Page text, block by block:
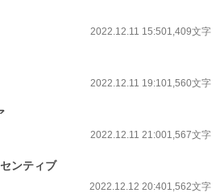
2022.12.11 15:501,409文字
2022.12.11 19:101,560文字
2022.12.11 21:001,567文字
ンティブ
2022.12.12 20:401,562文字